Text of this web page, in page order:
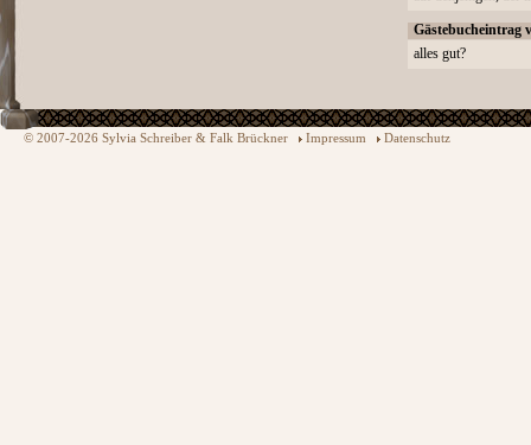
Gästebucheintrag
alles gut?
© 2007-2026 Sylvia Schreiber & Falk Brückner Impressum Datenschutz